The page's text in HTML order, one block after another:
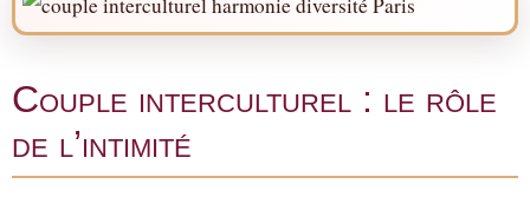
Couple interculturel : le rôle
de l’intimité